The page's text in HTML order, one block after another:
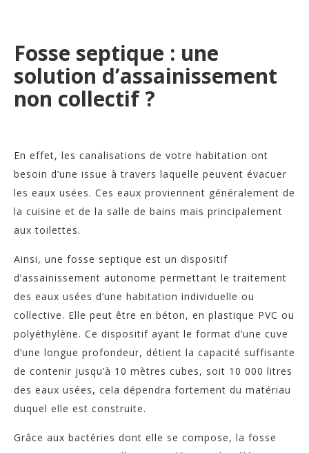
Fosse septique : une
solution d’assainissement
non collectif ?
En effet, les canalisations de votre habitation ont
besoin d’une issue à travers laquelle peuvent évacuer
les eaux usées. Ces eaux proviennent généralement de
la cuisine et de la salle de bains mais principalement
aux toilettes.
Ainsi, une fosse septique est un dispositif
d’assainissement autonome permettant le traitement
des eaux usées d’une habitation individuelle ou
collective. Elle peut être en béton, en plastique PVC ou
polyéthylène. Ce dispositif ayant le format d’une cuve
d’une longue profondeur, détient la capacité suffisante
de contenir jusqu’à 10 mètres cubes, soit 10 000 litres
des eaux usées, cela dépendra fortement du matériau
duquel elle est construite.
Grâce aux bactéries dont elle se compose, la fosse